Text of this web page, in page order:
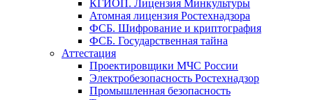
КГИОП. Лицензия Минкультуры
Атомная лицензия Ростехнадзора
ФСБ. Шифрование и криптография
ФСБ. Государственная тайна
Аттестация
Проектировщики МЧС России
Электробезопасность Ростехнадзор
Промышленная безопасность